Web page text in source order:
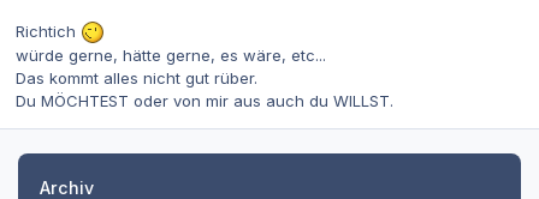
Richtich
würde gerne, hätte gerne, es wäre, etc...
Das kommt alles nicht gut rüber.
Du MÖCHTEST oder von mir aus auch du WILLST.
Archiv